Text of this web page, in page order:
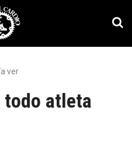
ver
atleta